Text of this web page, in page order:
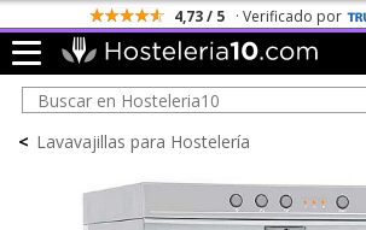
Todos los Portes son Gratis
< Lavavajillas para Hostelería